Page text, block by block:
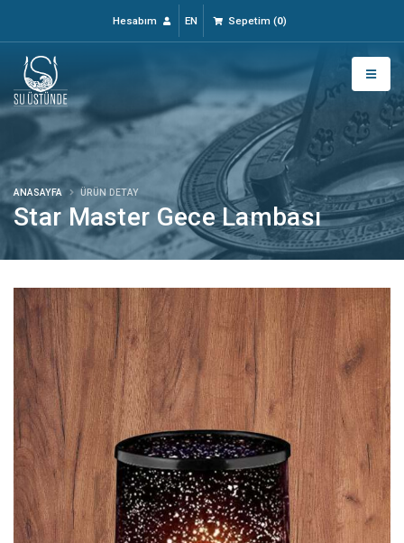
Hesabım EN Sepetim (0)
Star Master Gece Lambası
ANASAYFA ÜRÜN DETAY